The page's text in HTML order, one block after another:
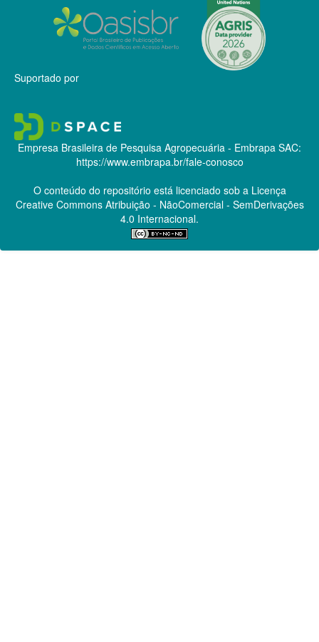
Suportado por
Empresa Brasileira de Pesquisa Agropecuária - Embrapa SAC:
https://www.embrapa.br/fale-conosco
O conteúdo do repositório está licenciado sob a Licença
Creative CommonsAtribuição - NãoComercial - SemDerivações
4.0 Internacional.